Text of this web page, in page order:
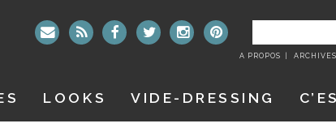
:
A PROPOS ARCHIVES
LOOKS VIDE-DRESSING